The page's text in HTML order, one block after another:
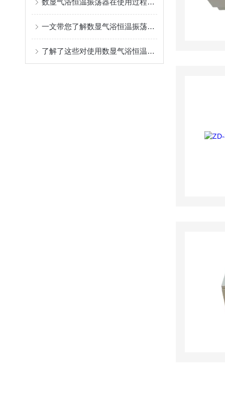
数显气浴恒温振荡器在使用过程中所需要做好的事项
一文带您了解数显气浴恒温振荡器的使用方法
了解了这些对使用数显气浴恒温振荡器的你很有好处